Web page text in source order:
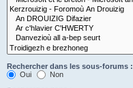
Rechercher dans les sous-forums :
Oui
Non